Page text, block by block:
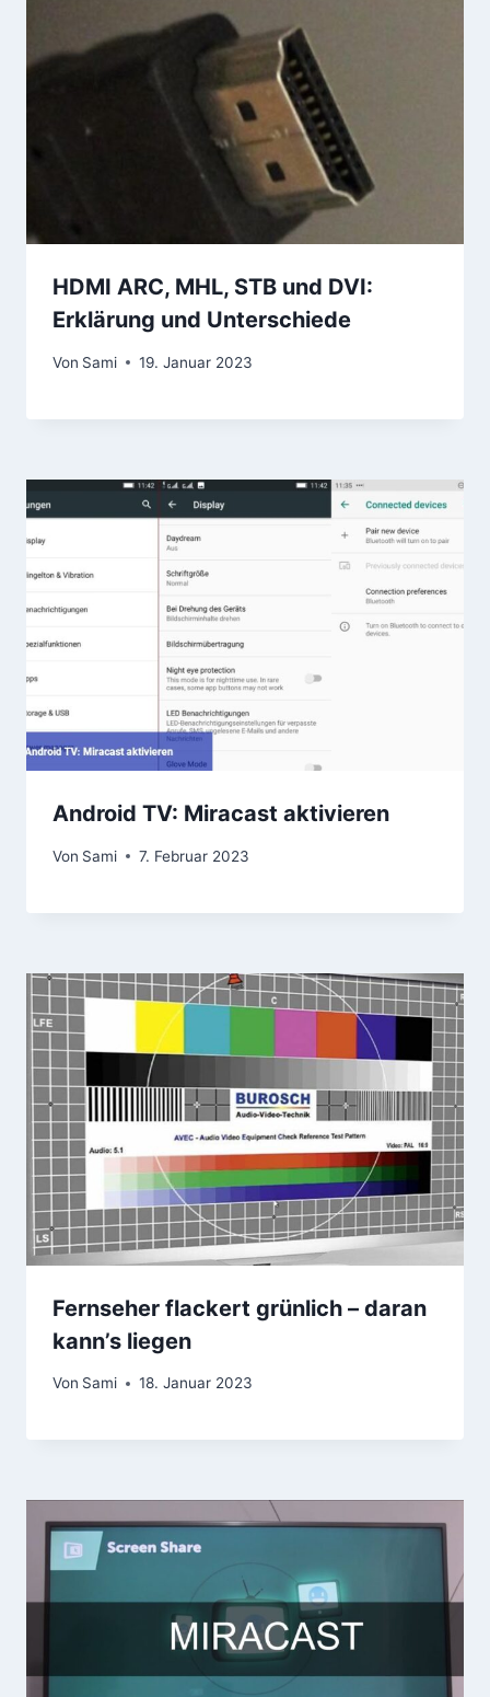
HDMI ARC, MHL, STB und DVI:
Erklärung und Unterschiede
Von Sami 19. Januar 2023
Android TV: Miracast aktivieren
Von Sami 7. Februar 2023
Fernseher flackert grünlich – daran
kann’s liegen
Von Sami 18. Januar 2023